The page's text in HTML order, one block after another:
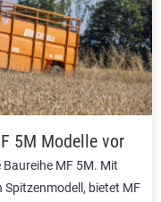
5M Modelle vor
MF 5M. Mit
Spitzenmodell, bietet MF